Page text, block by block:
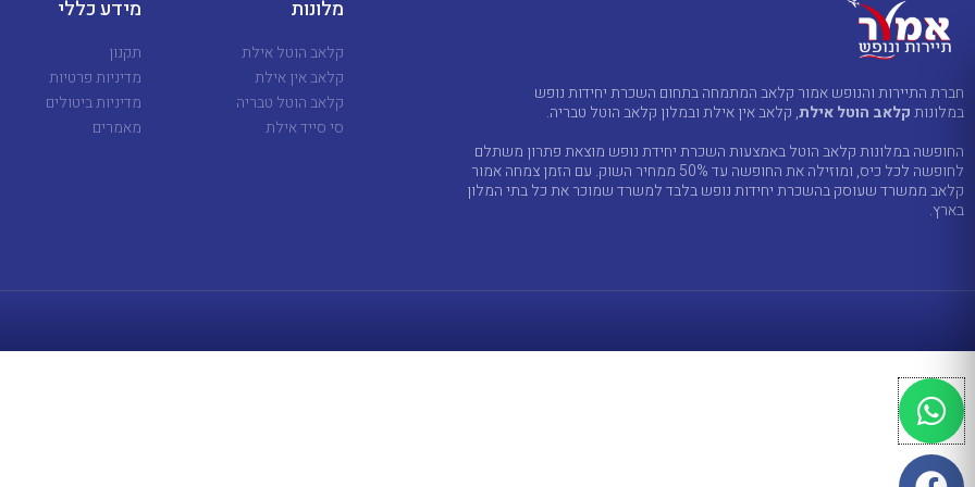
חברת התיירות והנופש אמור קלאב המתמחה בתחום השכרת יחידות נופש
במלונותקלאב הוטל אילת, קלאב אין אילת ובמלון קלאב הוטל טבריה.
החופשה במלונות קלאב הוטל באמצעות השכרת יחידת נופש מוצאת פתרון משתלם
לחופשה לכל כיס, ומוזילה את החופשה עד 50% ממחיר השוק. עם הזמן צמחה אמור
קלאב ממשרד שעוסק בהשכרת יחידות נופש בלבד למשרד שמוכר את כל בתי המלון
בארץ.
מלונות
קלאב הוטל אילת
קלאב אין אילת
קלאב הוטל טבריה
סי סייד אילת
מידע כללי
תקנון
מדיניות פרטיות
מדיניות ביטולים
מאמרים
W
h
a
F